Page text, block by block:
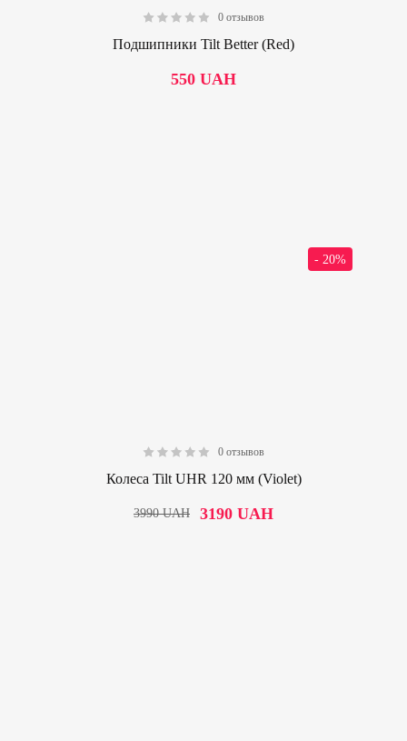
0 отзывов
Подшипники Tilt Better (Red)
550 UAH
- 20%
0 отзывов
Колеса Tilt UHR 120 мм (Violet)
3190UAH
3990UAH